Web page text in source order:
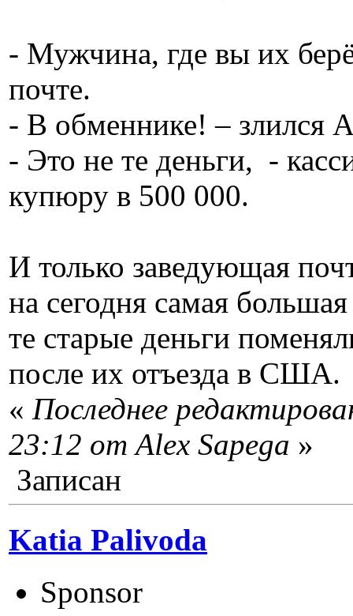
- Мужчина, где вы их
почте.
- В обменнике! – злился
- Это не те деньги, -
купюру в 500 000.
И только заведующая
на сегодня самая
те старые деньги
после их отъезда в США.
« Последнее
23:12 от Alex Sapega »
Записан
Katia Palivoda
Sponsor